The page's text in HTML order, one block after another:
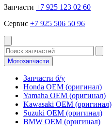
Запчасти +7 925 123 02 60
Сервис +7 925 506 50 96
Мотозапчасти
Запчасти б/у
Honda OEM (оригинал)
Yamaha OEM (оригинал)
Kawasaki OEM (оригинал)
Suzuki OEM (оригинал)
BMW OEM (оригинал)